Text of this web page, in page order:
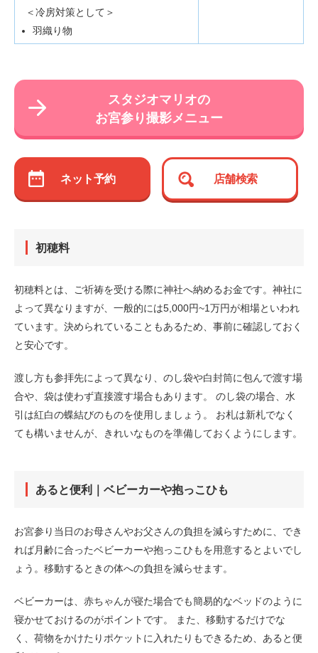
＜冷房対策として＞
羽織り物
スタジオマリオの
お宮参り撮影メニュー
ネット予約 店舗検索
初穂料
初穂料とは、ご祈祷を受ける際に神社へ納めるお金です。神社に
よって異なりますが、一般的には5,000円~1万円が相場といわれ
ています。決められていることもあるため、事前に確認しておく
と安心です。
渡し方も参拝先によって異なり、のし袋や白封筒に包んで渡す場
合や、袋は使わず直接渡す場合もあります。 のし袋の場合、水
引は紅白の蝶結びのものを使用しましょう。 お札は新札でなく
ても構いませんが、きれいなものを準備しておくようにします。
あると便利｜ベビーカーや抱っこひも
お宮参り当日のお母さんやお父さんの負担を減らすために、でき
れば月齢に合ったベビーカーや抱っこひもを用意するとよいでし
ょう。移動するときの体への負担を減らせます。
ベビーカーは、赤ちゃんが寝た場合でも簡易的なベッドのように
寝かせておけるのがポイントです。 また、移動するだけでな
く、荷物をかけたりポケットに入れたりもできるため、あると便